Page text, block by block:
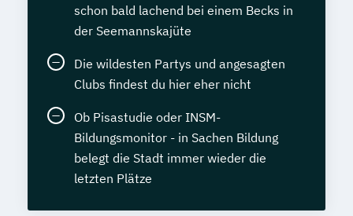
schon bald lachend bei einem Becks in
der Seemannskajüte
Die wildesten Partys und angesagten
Clubs findest du hier eher nicht
Ob Pisastudie oder INSM-
Bildungsmonitor - in Sachen Bildung
belegt die Stadt immer wieder die
letzten Plätze